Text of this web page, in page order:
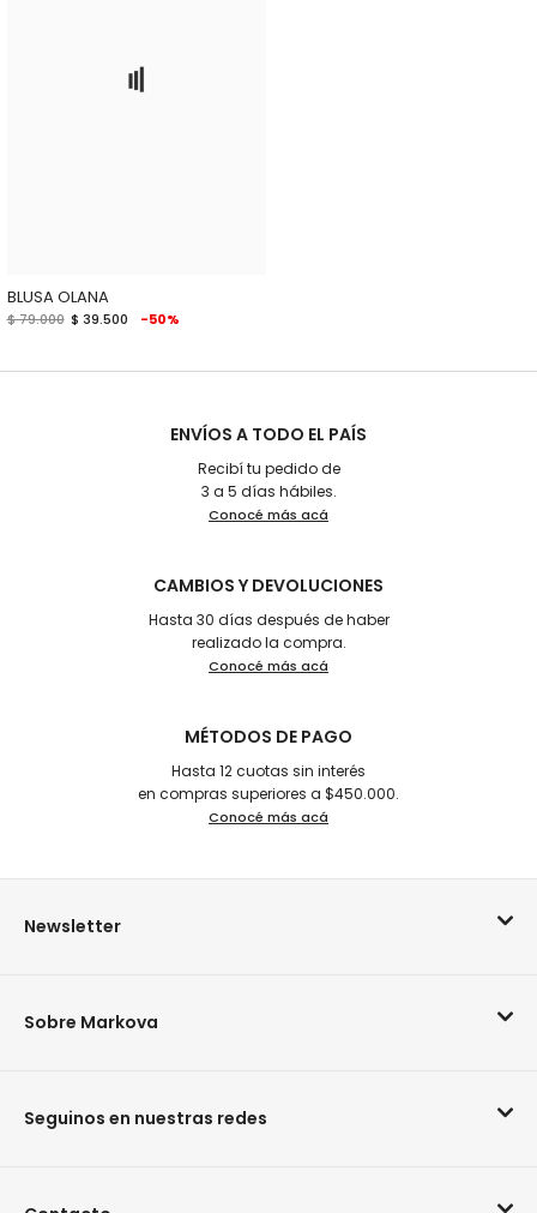
BLUSA OLANA
$ 79.000 $ 39.500 -50%
ENVÍOS A TODO EL PAÍS
Recibí tu pedido de
3 a 5 días hábiles.
Conocé más acá
CAMBIOS Y DEVOLUCIONES
Hasta 30 días después de haber
realizado la compra.
Conocé más acá
MÉTODOS DE PAGO
Hasta 12 cuotas sin interés
en compras superiores a $450.000.
Conocé más acá
Newsletter
Sobre Markova
Seguinos en nuestras redes